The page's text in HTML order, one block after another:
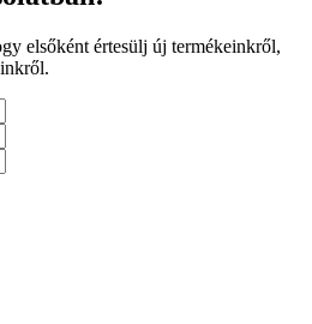
elsőként értesülj új termékeinkről,